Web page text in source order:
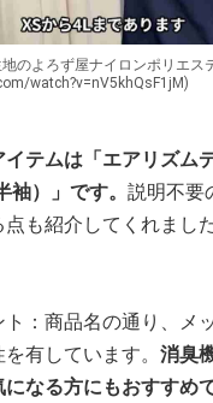
のよろず屋ナイロンポリエス
watch?v=nV5khQsF1jM)
テムは「エアリズム
）」です。 説明不要
も紹介してくれました
ト：商品名の通り、メ
有しています。 消臭
なる方にもおすすめで